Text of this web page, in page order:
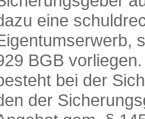
eine
BGB
bei der
der